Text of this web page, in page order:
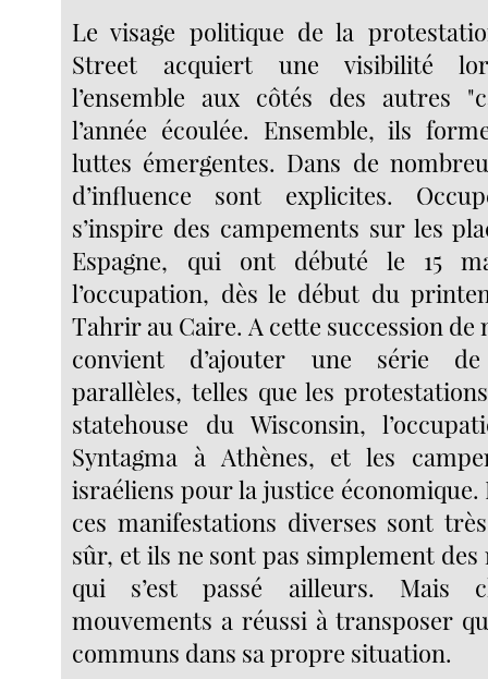
Le visage politique de la
Street acquiert une visibilité
l’ensemble aux côtés des autres
l’année écoulée. Ensemble, ils
luttes émergentes. Dans de
d’influence sont explicites.
s’inspire des campements sur les
Espagne, qui ont débuté le 15
l’occupation, dès le début du
Tahrir au Caire. A cette succession
convient d’ajouter une série de
parallèles, telles que les
statehouse du Wisconsin,
Syntagma à Athènes, et les
israéliens pour la justice économique.
ces manifestations diverses sont
sûr, et ils ne sont pas simplement
qui s’est passé ailleurs. Mais
mouvements a réussi à transposer
communs dans sa propre situation.